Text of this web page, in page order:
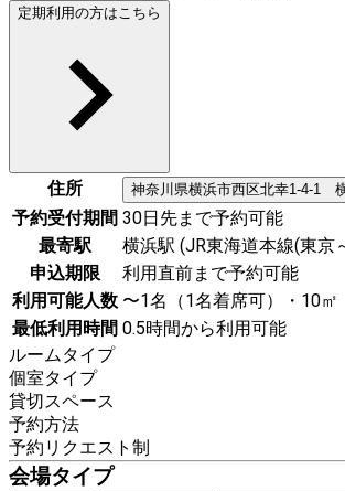
定期利用の方はこちら
住所 神奈川県横浜市西区北幸1-4-1
予約受付期間 30日先まで予約可能
最寄駅
横浜駅 (JR東海道本線(東京
申込期限
利用直前まで予約可能
利用可能人数 〜1名（1名着席可）・10㎡
最低利用時間 0.5時間から利用可能
ルームタイプ
個室タイプ
貸切スペース
予約方法
予約リクエスト制
会場タイプ